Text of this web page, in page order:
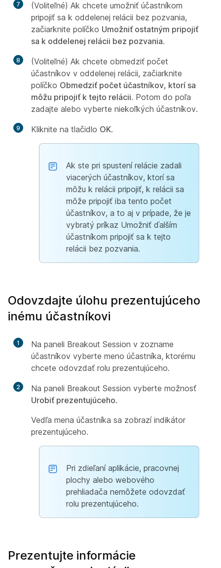
7
(Voliteľné) Ak chcete umožniť účastníkom
pripojiť sa k oddelenej relácii bez pozvania,
začiarknite políčko Umožniť ostatným pripojiť
sa k oddelenej relácii bez pozvania.
8
(Voliteľné) Ak chcete obmedziť počet
účastníkov v oddelenej relácii, začiarknite
políčko Obmedziť počet účastníkov, ktorí sa
môžu pripojiť k tejto relácii. Potom do poľa
zadajte alebo vyberte niekoľkých účastníkov.
9 Kliknite na tlačidlo OK.
Ak ste pri spustení relácie zadali
viacerých účastníkov, ktorí sa
môžu k relácii pripojiť, k relácii sa
môže pripojiť iba tento počet
účastníkov, a to aj v prípade, že je
vybratý príkaz Umožniť ďalším
účastníkom pripojiť sa k tejto
relácii bez pozvania.
Odovzdajte úlohu prezentujúceho
inému účastníkovi
1
Na paneli Breakout Session v zozname
účastníkov vyberte meno účastníka, ktorému
chcete odovzdať rolu prezentujúceho.
2
Na paneli Breakout Session vyberte možnosť
Urobiť prezentujúceho.
Vedľa mena účastníka sa zobrazí indikátor
prezentujúceho.
Pri zdieľaní aplikácie, pracovnej
plochy alebo webového
prehliadača nemôžete odovzdať
rolu prezentujúceho.
Prezentujte informácie